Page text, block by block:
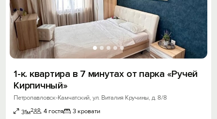
1-к. квартира в 7 минутах от парка «Ручей
Кирпичный»
Петропавловск-Камчатский, ул. Виталия Кручины, д. 8/8
31м2 4 гостя 3 кровати